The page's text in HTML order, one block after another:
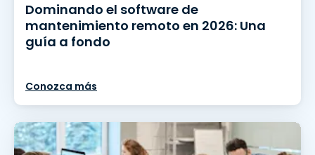
Dominando el software de
mantenimiento remoto en 2026: Una
guía a fondo
Conozca más